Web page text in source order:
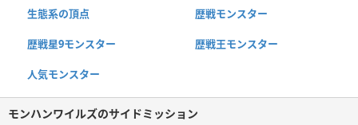
生態系の頂点 歴戦モンスター
歴戦星9モンスター 歴戦王モンスター
人気モンスター
モンハンワイルズのサイドミッション